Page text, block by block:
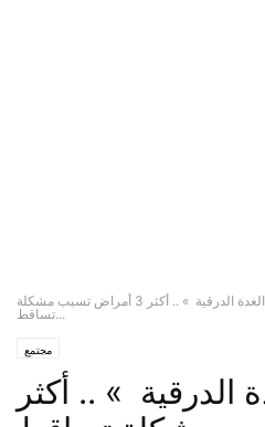
من أهمها « الغدة الدرقية » .. أكثر 3 أمراض تسبب مشكلة
تساقط...
مجتمع
الدرقية » .. أكثر